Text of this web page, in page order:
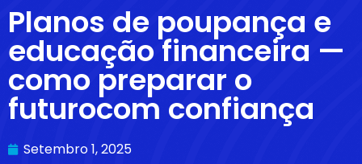
Planos de poupança e
educação financeira —
como preparar o
futurocom confiança
Setembro 1, 2025